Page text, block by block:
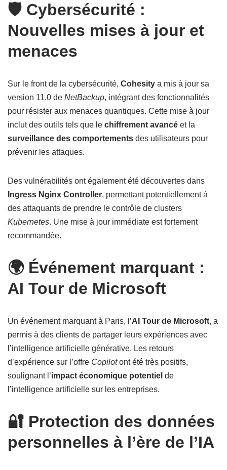
🛡️ Cybersécurité :
Nouvelles mises à jour et
menaces
Sur le front de la cybersécurité, Cohesity a mis à jour sa
version 11.0 de NetBackup, intégrant des fonctionnalités
pour résister aux menaces quantiques. Cette mise à jour
inclut des outils tels que le chiffrement avancé et la
surveillance des comportements des utilisateurs pour
prévenir les attaques.
Des vulnérabilités ont également été découvertes dans
Ingress Nginx Controller, permettant potentiellement à
des attaquants de prendre le contrôle de clusters
Kubernetes. Une mise à jour immédiate est fortement
recommandée.
🌍 Événement marquant :
AI Tour de Microsoft
Un événement marquant à Paris, l’AI Tour de Microsoft, a
permis à des clients de partager leurs expériences avec
l’intelligence artificielle générative. Les retours
d’expérience sur l’offre Copilotont été très positifs,
soulignant l’impact économique potentiel de
l’intelligence artificielle sur les entreprises.
🔐 Protection des données
personnelles à l’ère de l’IA